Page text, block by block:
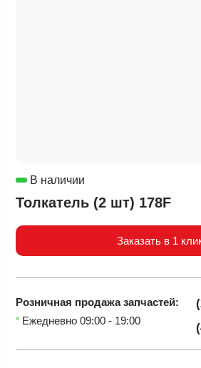
В наличии
Толкатель (2 шт) 178F
Заказать в 1
Розничная продажазапчастей:
Ежедневно 09:00 - 19:00